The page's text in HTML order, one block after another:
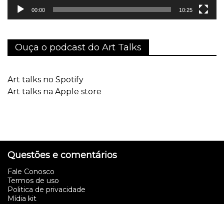
00:00 10:25
Ouça o podcast do Art Talks
Art talks no Spotify
Art talks na Apple store
Questões e comentários
Fale Conosco
Termos de uso
Politica de privacidade
Mídia kit